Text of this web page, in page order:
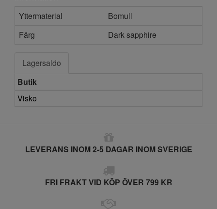
Yttermaterial
Bomull
Färg
Dark sapphire
Lagersaldo
Butik
Visko
LEVERANS INOM 2-5 DAGAR INOM SVERIGE
FRI FRAKT VID KÖP ÖVER 799 KR